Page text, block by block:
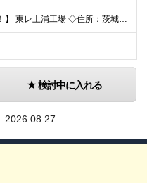
【勤務地はココ！】 東レ土浦工場 ◇住所：茨城県土浦市北神立町2-1 ★嬉しい【転勤なし】！腰を据えて働けます！ ＜気になるアクセス方法は？＞ 【マイカー・バイク通勤の方】 もちろん車通勤OK！（広
検討中に入れる
2026.08.27